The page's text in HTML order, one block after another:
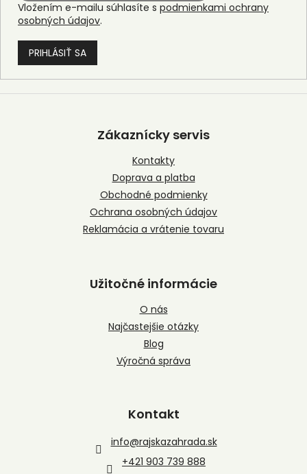
Vložením e-mailu súhlasíte s podmienkami ochrany
osobných údajov.
PRIHLÁSIŤ SA
Z
Zákaznícky servis
Kontakty
Doprava a platba
Obchodné podmienky
Ochrana osobných údajov
Reklamácia a vrátenie tovaru
Užitočné informácie
O nás
Najčastejšie otázky
Blog
Výročná správa
Kontakt
info@rajskazahrada.sk
+421 903 739 888